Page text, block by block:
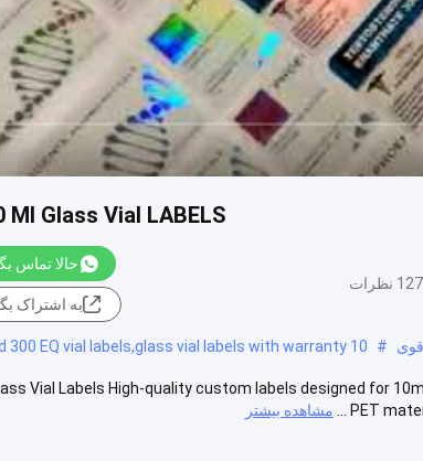
Ml Glass Vial LABELS
نظرات
حالا تماس
به اشتراک
#
10 ml glass vial labels,Bold 300 EQ vial labels,glass vial labels with warranty
Vial Labels High-quality custom labels designed for
PET
مشاهده بیشتر